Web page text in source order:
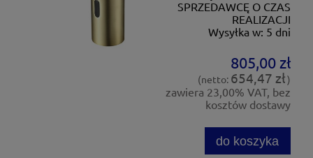
SPRZEDAWCĘ O CZAS
REALIZACJI
Wysyłka w: 5 dni
805,00 zł
(netto: 654,47 zł)
zawiera 23,00% VAT, bez
kosztów dostawy
do koszyka